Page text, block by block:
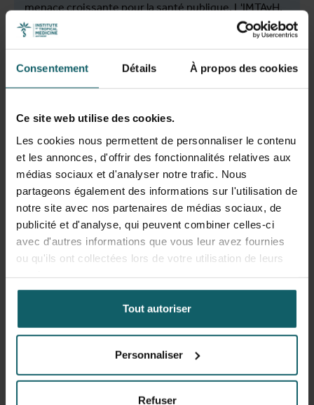
Consentement Détails À propos des cookies
Ce site web utilise des cookies.
Les cookies nous permettent de personnaliser le contenu
et les annonces, d'offrir des fonctionnalités relatives aux
médias sociaux et d'analyser notre trafic. Nous
partageons également des informations sur l'utilisation de
notre site avec nos partenaires de médias sociaux, de
publicité et d'analyse, qui peuvent combiner celles-ci
avec d'autres informations que vous leur avez fournies
ou qu'ils ont collectées lors de votre utilisation de leurs
Tout autoriser
Personnaliser
Refuser
menace croissante pour la santé publique. L'IMTAvH,
institut de pointe dans le domaine de la RAM et de la
surveillance microbiologique, joue un rôle crucial dans
le plan d'action national du Pérou sur la RAM. En 2022,
l'IMTAvH a organisé lapremière édition péruviennedu
cours AIM, en collaboration avec l'IMT, intitulé «
contrôle des infections ». Le cours comprenait des
conférences données par le personnel de l'IMTAvH,
des collègues d'autres pays d'Amérique latine et des
experts de l'IMT.
Identification de biomarqueurs
des arbovirus pour de nouveaux
outils de diagnostic (2022)
, scientifique péruvienne et
doctorante de l'IMT en 2022, s'est concentrée sur
l'identification de biomarqueurs pour les arbovirus,